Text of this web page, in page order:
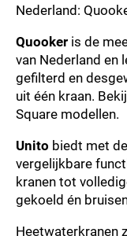
Nederland:
Quooker is de
van Nederland en
gefilterd en
uit één kraan.
Square modellen.
Unito biedt met
vergelijkbare
kranen tot
gekoeld én
Heetwaterkranen